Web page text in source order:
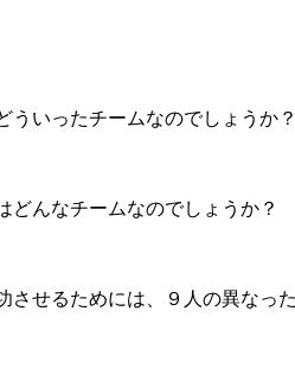
ういったチームなのでしょうか？
どんなチームなのでしょうか？
させるためには、９人の異なっ